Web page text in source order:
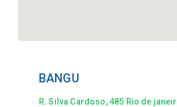
BANGU
R. Silva Cardoso, 485 Rio de